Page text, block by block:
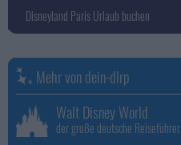
Disneyland Paris Urlaub buchen
Mehr von dein-dlrp
Walt Disney World
der große deutsche Reiseführer